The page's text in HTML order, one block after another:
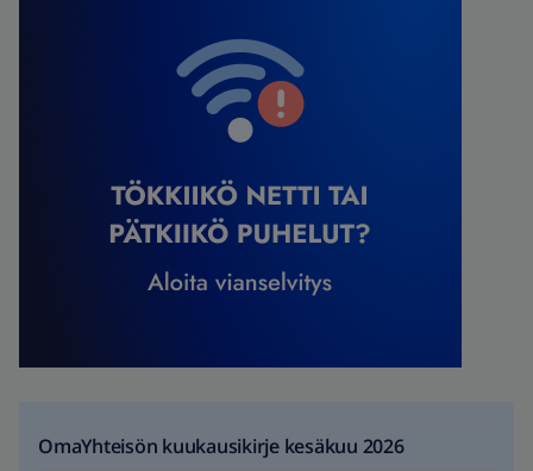
OmaYhteisön kuukausikirje kesäkuu 2026